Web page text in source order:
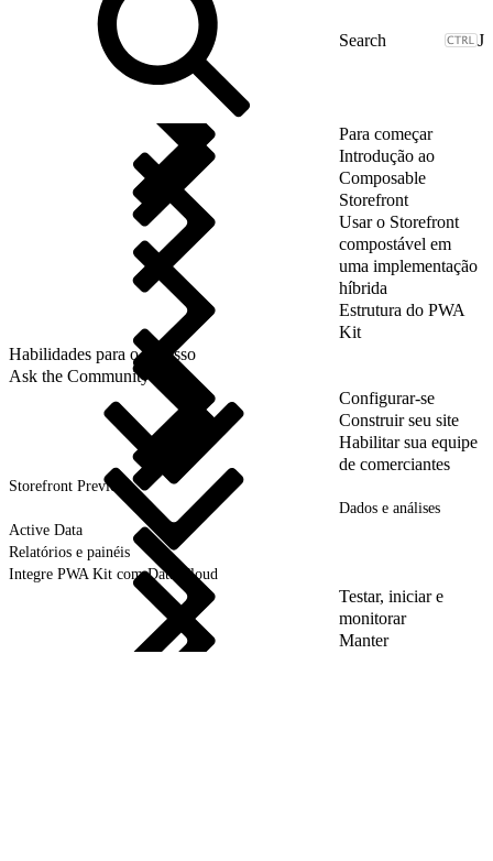
J
Para começar
Introdução ao
Composable
Storefront
Usar o Storefront
compostável em
uma implementação
híbrida
Estrutura do PWA
Kit
Habilidades para o sucesso
Ask the Community
Configurar-se
Construir seu site
Habilitar sua equipe
de comerciantes
Storefront Preview
Dados e análises
Active Data
Relatórios e painéis
Integre PWA Kit com Data Cloud
Testar, iniciar e
monitorar
Manter